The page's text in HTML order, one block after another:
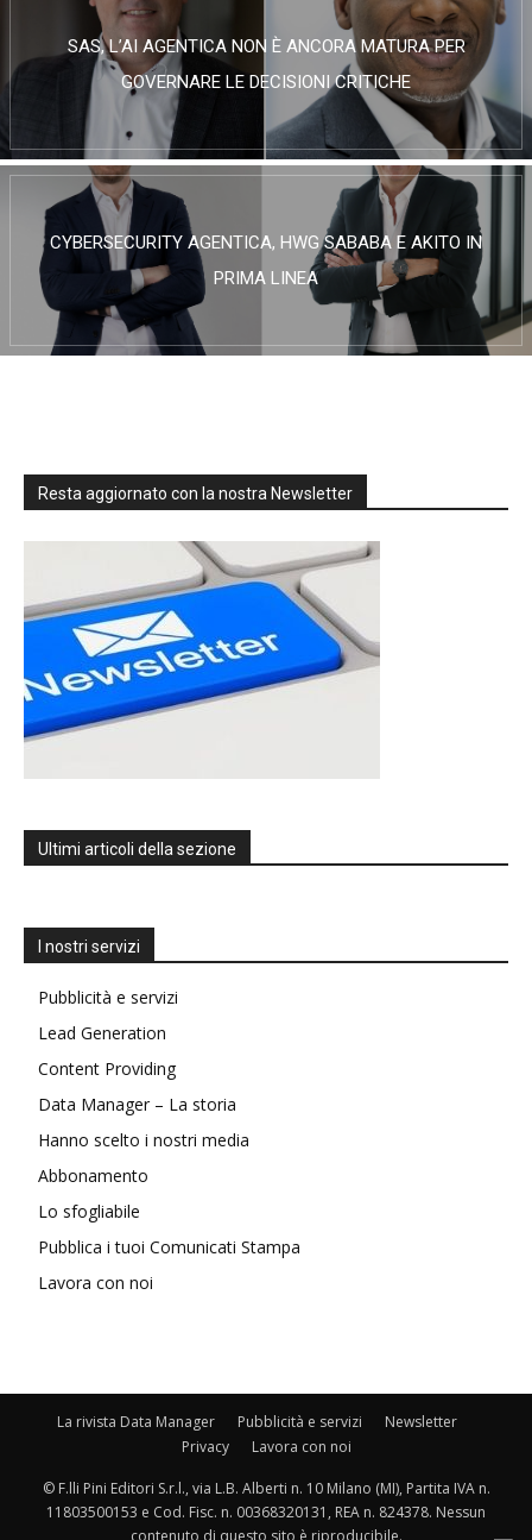
SAS, L’AI AGENTICA NON È ANCORA MATURA PER
GOVERNARE LE DECISIONI CRITICHE
CYBERSECURITY AGENTICA, HWG SABABA E AKITO IN
PRIMA LINEA
Resta aggiornato con la nostra Newsletter
Ultimi articoli della sezione
I nostri servizi
Pubblicità e servizi
Lead Generation
Content Providing
Data Manager – La storia
Hanno scelto i nostri media
Abbonamento
Lo sfogliabile
Pubblica i tuoi Comunicati Stampa
Lavora con noi
La rivista Data Manager Pubblicità e servizi
Newsletter
Privacy
Lavora con noi
© F.lli Pini Editori S.r.l., via L.B. Alberti n. 10 Milano (MI), Partita IVA n.
11803500153 e Cod. Fisc. n. 00368320131, REA n. 824378. Nessun
contenuto di questo sito è riproducibile.